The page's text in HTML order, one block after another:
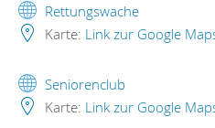
Rettungswache
Karte: Link zur Google
Seniorenclub
Karte: Link zur Google